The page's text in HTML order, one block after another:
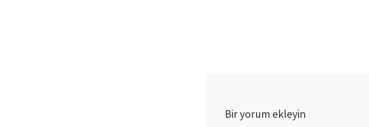
Bir yorum ekleyin